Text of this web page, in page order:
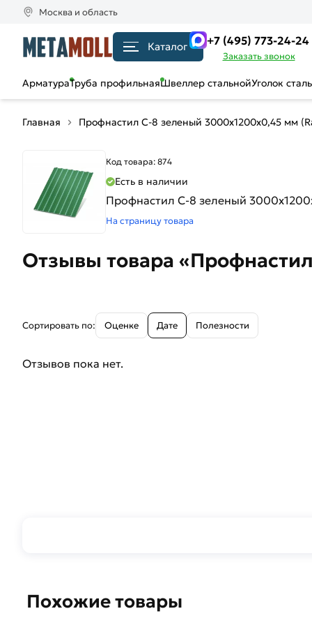
Москва и область
Каталог +7 (495) 773-24-24
Заказать звонок
АрматураТруба профильнаяШвеллер стальнойУголок
Главная Профнастил С-8 зеленый 3000х1200х0,45 мм
Код товара: 874
Есть в наличии
Профнастил С-8 зеленый
На страницу товара
Отзывы товара
Сортировать по: Оценке Дате Полезности
Отзывов пока нет.
Похожие товары